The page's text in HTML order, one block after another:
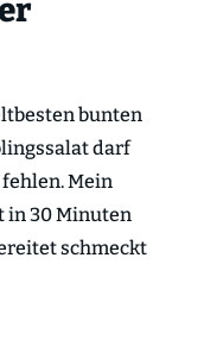
bunten
darf
Mein
in 30 Minuten
schmeckt